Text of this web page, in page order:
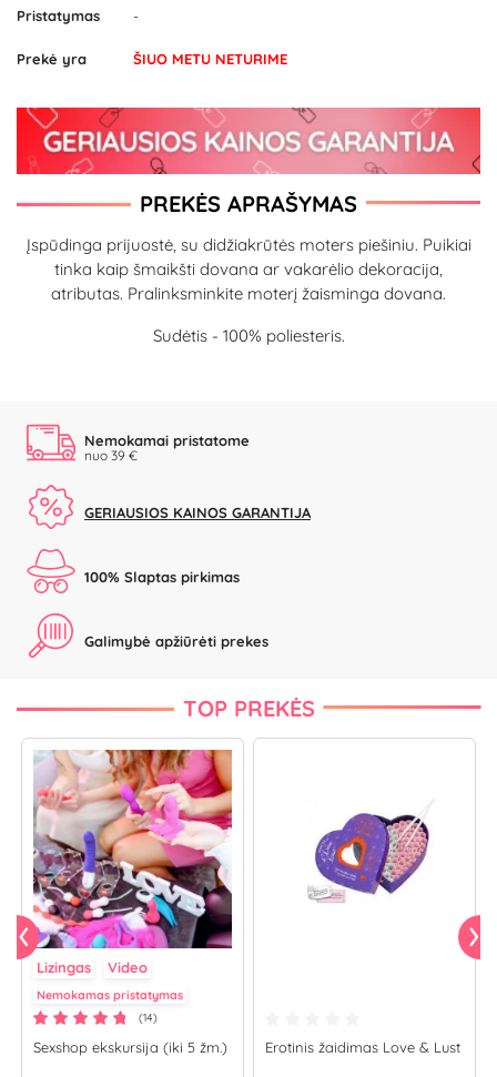
Pristatymas -
Prekė yra ŠIUO METU NETURIME
PREKĖS APRAŠYMAS
Įspūdinga prijuostė, su didžiakrūtės moters piešiniu. Puikiai
tinka kaip šmaikšti dovana ar vakarėlio dekoracija,
atributas. Pralinksminkite moterį žaisminga dovana.
Sudėtis - 100% poliesteris.
Nemokamai pristatome
nuo 39 €
GERIAUSIOS KAINOS GARANTIJA
100% Slaptas pirkimas
Galimybė apžiūrėti prekes
TOP PREKĖS
Lizingas Video
Nemokamas pristatymas
(14)
Sexshop ekskursija (iki 5 žm.) Erotinis žaidimas Love & Lust